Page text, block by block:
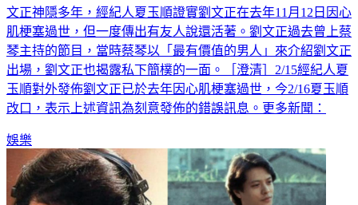
代，紅遍華語流行樂壇，1991年移居美國後，淡出演藝圈。劉
文正神隱多年，經紀人夏玉順證實劉文正在去年11月12日因心
肌梗塞過世，但一度傳出有友人說還活著。劉文正過去曾上蔡
琴主持的節目，當時蔡琴以「最有價值的男人」來介紹劉文正
出場，劉文正也揭露私下簡樸的一面。［澄清］2/15經紀人夏
玉順對外發佈劉文正已於去年因心肌梗塞過世，今2/16夏玉順
娛樂